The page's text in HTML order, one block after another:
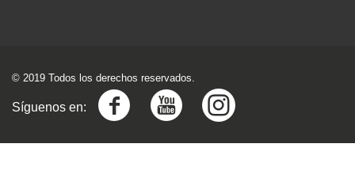
© 2019 Todos los derechos reservados.
Síguenos en: